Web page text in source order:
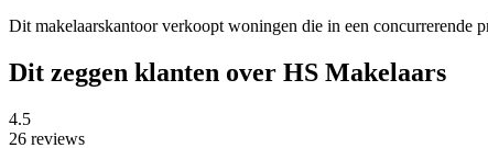
Dit makelaarskantoor verkoopt woningen die in een concurrerende
Dit zeggen klanten over HS Makelaars
4.5
26 reviews